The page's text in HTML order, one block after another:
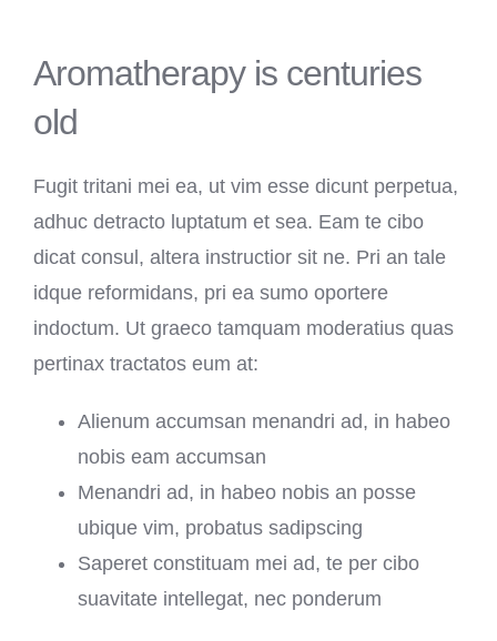
Aromatherapy is centuries
old
Fugit tritani mei ea, ut vim esse dicunt perpetua,
adhuc detracto luptatum et sea. Eam te cibo
dicat consul, altera instructior sit ne. Pri an tale
idque reformidans, pri ea sumo oportere
indoctum. Ut graeco tamquam moderatius quas
pertinax tractatos eum at:
Alienum accumsan menandri ad, in habeo
nobis eam accumsan
Menandri ad, in habeo nobis an posse
ubique vim, probatus sadipscing
Saperet constituam mei ad, te per cibo
suavitate intellegat, nec ponderum